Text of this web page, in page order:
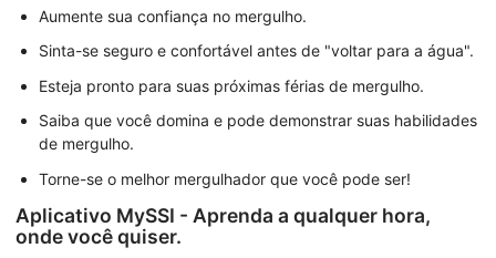
Aumente sua confiança no mergulho.
Sinta-se seguro e confortável antes de "voltar para a água".
Esteja pronto para suas próximas férias de mergulho.
Saiba que você domina e pode demonstrar suas habilidades
de mergulho.
Torne-se o melhor mergulhador que você pode ser!
Aplicativo MySSI - Aprenda a qualquer hora,
onde você quiser.